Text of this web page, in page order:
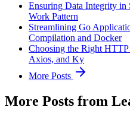
Ensuring Data Integrity
Work Pattern
Streamlining Go
Compilation and Docker
Choosing the Right
Axios, and Ky
More Posts
More Posts from